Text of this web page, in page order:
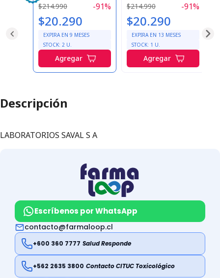
$214.990 -91%
$20.290
EXPIRA EN 9 MESES
STOCK: 2 U.
Agregar
$214.990 -91%
$20.290
EXPIRA EN 13 MESES
STOCK: 1 U.
Agregar
Descripción
LABORATORIOS SAVAL S A
Escríbenos por WhatsApp
contacto@farmaloop.cl
+600 360 7777 Salud Responde
+562 2635 3800 Contacto CITUC Toxicológico